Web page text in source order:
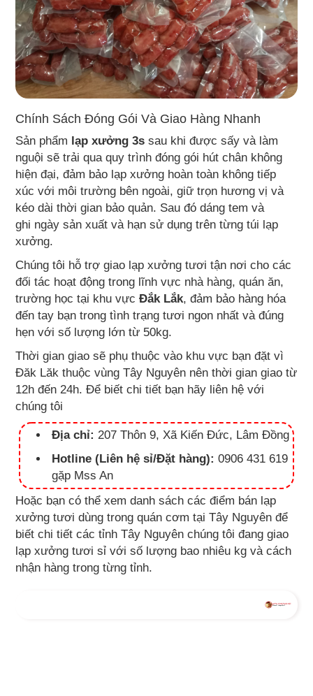
Chính Sách Đóng Gói Và Giao Hàng Nhanh
Sản phẩm lạp xưởng 3s sau khi được sấy và làm
nguội sẽ trải qua quy trình đóng gói hút chân không
hiện đại, đảm bảo lạp xưởng hoàn toàn không tiếp
xúc với môi trường bên ngoài, giữ trọn hương vị và
kéo dài thời gian bảo quản. Sau đó dáng tem và
ghi ngày sản xuất và hạn sử dụng trên từng túi lạp
xưởng.
Chúng tôi hỗ trợ giao lạp xưởng tươi tận nơi cho các
đối tác hoạt động trong lĩnh vực nhà hàng, quán ăn,
trường học tại khu vực Đắk Lắk, đảm bảo hàng hóa
đến tay bạn trong tình trạng tươi ngon nhất và đúng
hẹn với số lượng lớn từ 50kg.
Thời gian giao sẽ phụ thuộc vào khu vực bạn đặt vì
Đăk Lăk thuộc vùng Tây Nguyên nên thời gian giao từ
12h đến 24h. Để biết chi tiết bạn hãy liên hệ với
chúng tôi
Địa chỉ: 207 Thôn 9, Xã Kiến Đức, Lâm Đồng
Hotline (Liên hệ sỉ/Đặt hàng): 0906 431 619
gặp Mss An
Hoặc bạn có thể xem danh sách các điểm bán lạp
xưởng tươi dùng trong quán cơm tại Tây Nguyên để
biết chi tiết các tỉnh Tây Nguyên chúng tôi đang giao
lạp xưởng tươi sỉ với số lượng bao nhiêu kg và cách
nhận hàng trong từng tỉnh.